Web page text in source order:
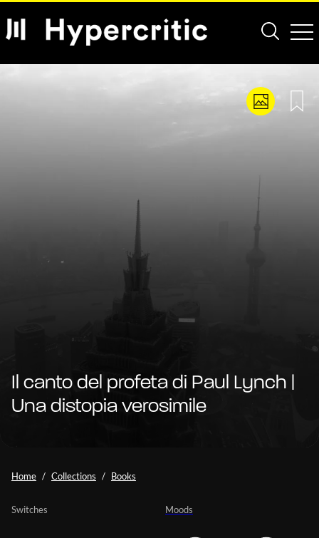
Il canto del profeta di Paul Lynch |
Una distopia verosimile
Home Collections Books
Moods
Switches